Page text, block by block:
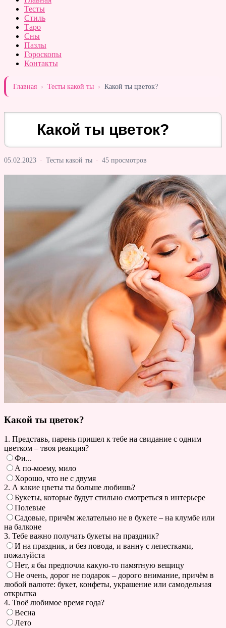
Тесты
Стиль
Таро
Сны
Пазлы
Гороскопы
Контакты
Главная › Тесты какой ты › Какой ты цветок?
Какой ты цветок?
05.02.2023 · Тесты какой ты · 45 просмотров
Какой ты цветок?
1. Представь, парень пришел к тебе на свидание с одним
цветком – твоя реакция?
Фи...
А по-моему, мило
Хорошо, что не с двумя
2. А какие цветы ты больше любишь?
Букеты, которые будут стильно смотреться в интерьере
Полевые
Садовые, причём желательно не в букете – на клумбе или
на балконе
3. Тебе важно получать букеты на праздник?
И на праздник, и без повода, и ванну с лепестками,
пожалуйста
Нет, я бы предпочла какую-то памятную вещицу
Не очень, дорог не подарок – дорого внимание, причём в
любой валюте: букет, конфеты, украшение или самодельная
открытка
4. Твоё любимое время года?
Весна
Лето